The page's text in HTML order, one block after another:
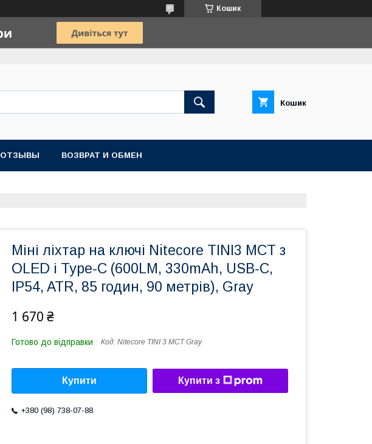
Кошик
Кошик
ОТЗЫВЫ ВОЗВРАТ И ОБМЕН
Міні ліхтар на ключі Nitecore TINI3 MCT з
OLED і Type-C (600LM, 330mAh, USB-C,
IP54, ATR, 85 годин, 90 метрів), Gray
1 670 ₴
Готово до відправки Код: Nitecore TINI 3 MCT Gray
Купити Купити з
+380 (98) 738-07-88